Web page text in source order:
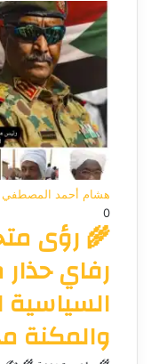
هشام أحمد المصطفي (
0
🌾 رؤى
رفاي
السياسية
والمكنة